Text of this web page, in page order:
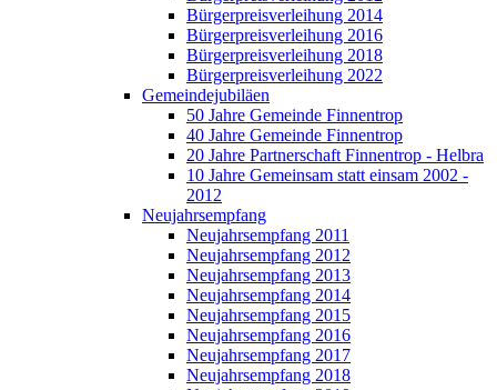
Bürgerpreisverleihung 2014
Bürgerpreisverleihung 2016
Bürgerpreisverleihung 2018
Bürgerpreisverleihung 2022
Gemeindejubiläen
50 Jahre Gemeinde Finnentrop
40 Jahre Gemeinde Finnentrop
20 Jahre Partnerschaft Finnentrop - Helbra
10 Jahre Gemeinsam statt einsam 2002 -
2012
Neujahrsempfang
Neujahrsempfang 2011
Neujahrsempfang 2012
Neujahrsempfang 2013
Neujahrsempfang 2014
Neujahrsempfang 2015
Neujahrsempfang 2016
Neujahrsempfang 2017
Neujahrsempfang 2018